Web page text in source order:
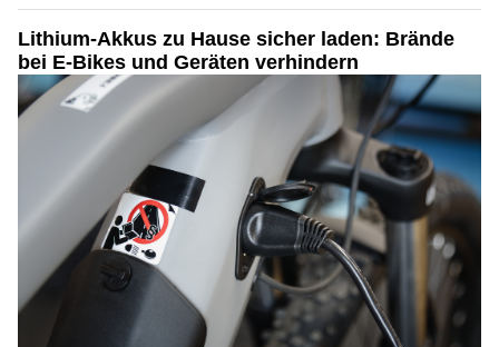
Lithium-Akkus zu Hause sicher laden: Brände
bei E-Bikes und Geräten verhindern